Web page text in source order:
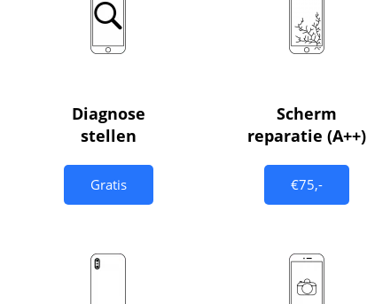
Diagnose
stellen
Gratis
Scherm
reparatie (A++)
€75,-